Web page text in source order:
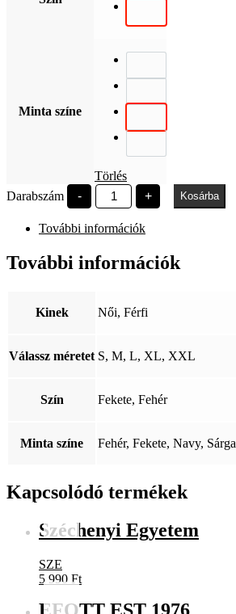
Minta színe
Törlés
Darabszám
-
Kodolányi
EST
mennyiség
+ Kosárba
További információk
További információk
Kinek Női, Férfi
Válassz méretet S, M, L, XL, XXL
Szín Fekete, Fehér
Minta színe Fehér, Fekete, Navy, Sárga
Kapcsolódó termékek
Széchenyi Egyetem
SZE
5 990 Ft